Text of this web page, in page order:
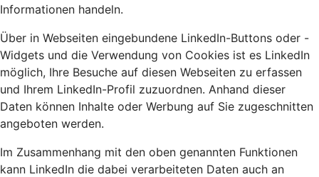
Informationen handeln.
Über in Webseiten eingebundene LinkedIn-Buttons oder -
Widgets und die Verwendung von Cookies ist es LinkedIn
möglich, Ihre Besuche auf diesen Webseiten zu erfassen
und Ihrem LinkedIn-Profil zuzuordnen. Anhand dieser
Daten können Inhalte oder Werbung auf Sie zugeschnitten
angeboten werden.
Im Zusammenhang mit den oben genannten Funktionen
kann LinkedIn die dabei verarbeiteten Daten auch an